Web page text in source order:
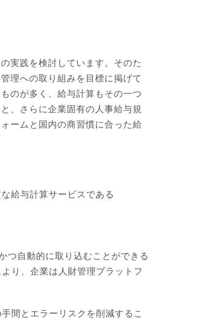
実践を検討しています。そのた
理への取り組みを目標に掲げて
のが多く、給与計算もその一つ
、さらに企業固有の人事給与規
ームと国内の商習慣に合った給
給与計算サービスである
つ自動的に取り込むことができる
り、企業は人財管理プラットフ
間とエラーリスクを削減するこ